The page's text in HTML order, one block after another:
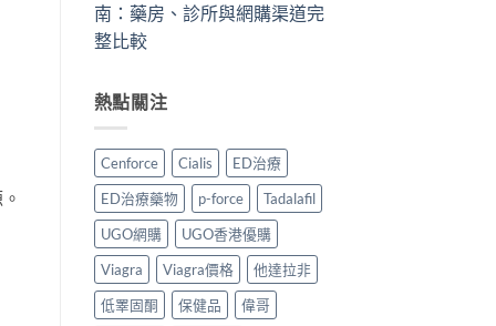
南：藥房、診所與網購渠道完
整比較
熱點關注
Cenforce Cialis
ED治療
ED治療藥物
p-force
Tadalafil
UGO網購
UGO香港優購
Viagra
Viagra價格
他達拉非
低睪固酮
保健品
偉哥